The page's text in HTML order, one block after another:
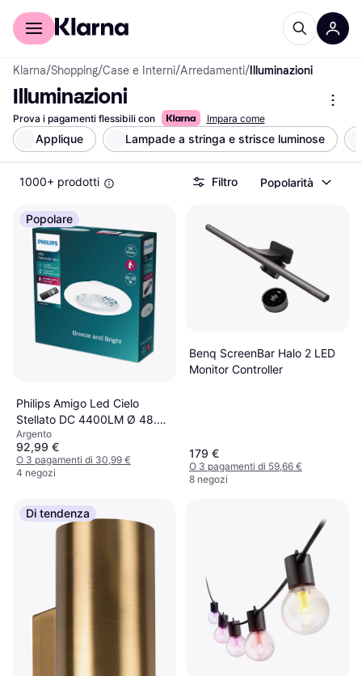
Per il tuo shopping
Klarna/Shopping/Case e Interni/Arredamenti/ Illuminazioni
Illuminazioni
Prova i pagamenti flessibili con Impara come
Applique Lampade a stringa e strisce luminose
1000+ prodotti Filtro Popolarità
Popolare
Philips Amigo Led Cielo
Stellato DC 4400LM Ø 48.5
cm
Argento
92,99 €
O 3 pagamenti di 30,99 €
4 negozi
Benq ScreenBar Halo 2 LED
Monitor Controller
179 €
O 3 pagamenti di 59,66 €
8 negozi
Di tendenza